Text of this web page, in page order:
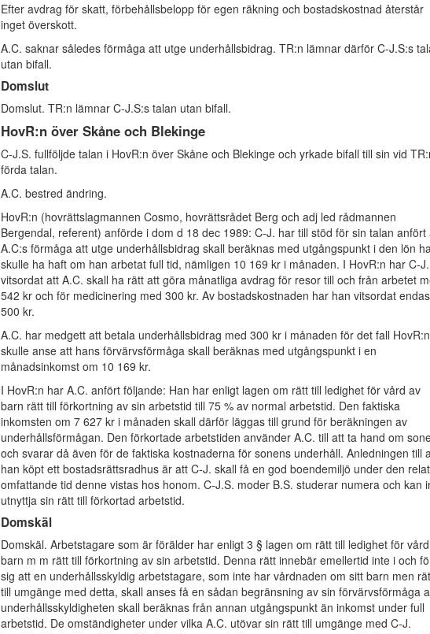
Efter avdrag för skatt, förbehållsbelopp för egen räkning och bostadskostnad återstår
inget överskott.
A.C. saknar således förmåga att utge underhållsbidrag. TR:n lämnar därför C-J.S:s
utan bifall.
Domslut
Domslut. TR:n lämnar C-J.S:s talan utan bifall.
HovR:n över Skåne och Blekinge
C-J.S. fullföljde talan i HovR:n över Skåne och Blekinge och yrkade bifall till sin vid
förda talan.
A.C. bestred ändring.
HovR:n (hovrättslagmannen Cosmo, hovrättsrådet Berg och adj led rådmannen
Bergendal, referent) anförde i dom d 18 dec 1989: C-J. har till stöd för sin talan anfört
A.C:s förmåga att utge underhållsbidrag skall beräknas med utgångspunkt i den lön
skulle ha haft om han arbetat full tid, nämligen 10 169 kr i månaden. I HovR:n har C-J.
vitsordat att A.C. skall ha rätt att göra månatliga avdrag för resor till och från arbetet
542 kr och för medicinering med 300 kr. Av bostadskostnaden har han vitsordat
500 kr.
A.C. har medgett att betala underhållsbidrag med 300 kr i månaden för det fall HovR:n
skulle anse att hans förvärvsförmåga skall beräknas med utgångspunkt i en
månadsinkomst om 10 169 kr.
I HovR:n har A.C. anfört följande: Han har enligt lagen om rätt till ledighet för vård av
barn rätt till förkortning av sin arbetstid till 75 % av normal arbetstid. Den faktiska
inkomsten om 7 627 kr i månaden skall därför läggas till grund för beräkningen av
underhållsförmågan. Den förkortade arbetstiden använder A.C. till att ta hand om
och svarar då även för de faktiska kostnaderna för sonens underhåll. Anledningen till
han köpt ett bostadsrättsradhus är att C-J. skall få en god boendemiljö under den
omfattande tid denne vistas hos honom. C-J.S. moder B.S. studerar numera och kan
utnyttja sin rätt till förkortad arbetstid.
Domskäl
Domskäl. Arbetstagare som är förälder har enligt 3 § lagen om rätt till ledighet för
barn m m rätt till förkortning av sin arbetstid. Denna rätt innebär emellertid inte i och
sig att en underhållsskyldig arbetstagare, som inte har vårdnaden om sitt barn men
till umgänge med detta, skall anses få en sådan begränsning av sin förvärvsförmåga
underhållsskyldigheten skall beräknas från annan utgångspunkt än inkomst under full
arbetstid. De omständigheter under vilka A.C. utövar sin rätt till umgänge med C-J.